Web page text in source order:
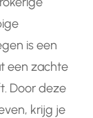
is een
een zachte
Door deze
krijg je